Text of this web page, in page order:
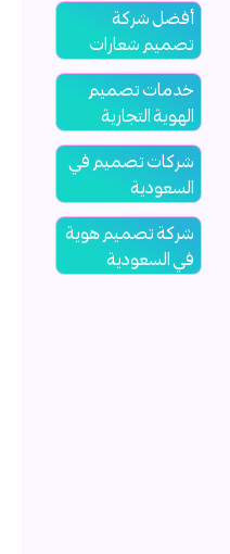
أفضل شركة
تصميم شعارات
خدمات تصميم
الهوية التجارية
شركات تصميم في
السعودية
شركة تصميم هوية
في السعودية